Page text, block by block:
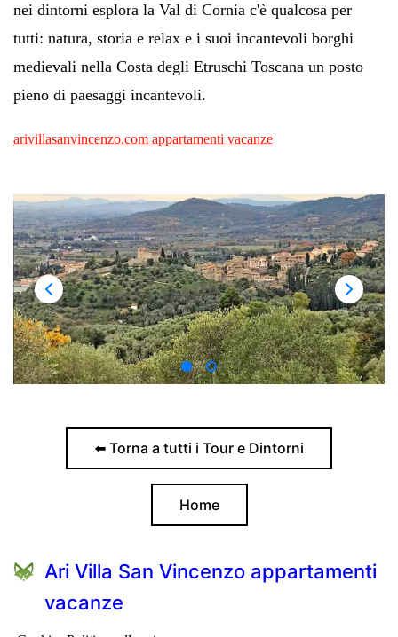
nei dintorni esplora la Val di Cornia c'è qualcosa per
tutti: natura, storia e relax e i suoi incantevoli borghi
medievali nella Costa degli Etruschi Toscana un posto
pieno di paesaggi incantevoli.
arivillasanvincenzo.com appartamenti vacanze
⬅️ Torna a tutti i Tour e Dintorni
Home
Ari Villa San Vincenzo appartamenti
vacanze